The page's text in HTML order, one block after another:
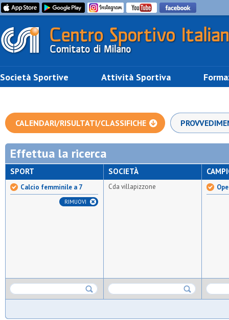
Società Sportive Attività Sportiva
CALENDARI/RISULTATI/CLASSIFICHE
Effettua la ricerca
SPORT
Calcio femminile a 7
RIMUOVI
SOCIETÀ
Cda villapizzone